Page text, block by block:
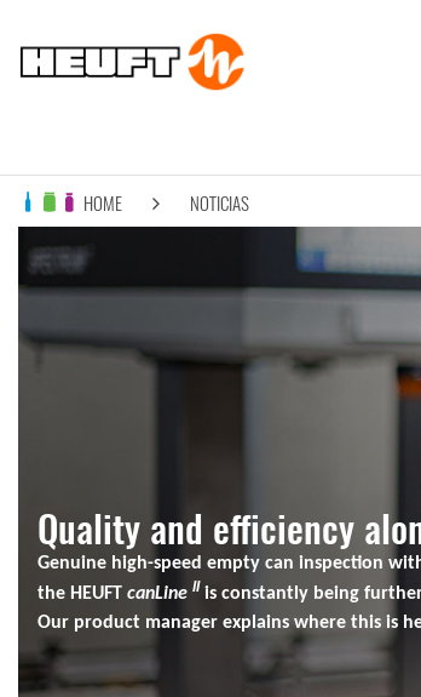
HOME NOTICIAS
Quality and efficiency
Genuine high-speed empty can inspection
the HEUFT canLine II is constantly being
Our product manager explains where this is